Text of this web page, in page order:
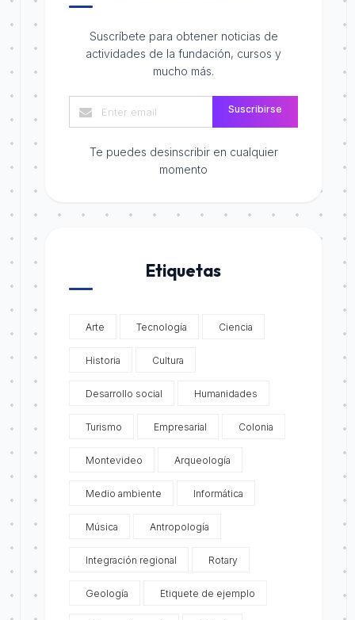
Suscríbete para obtener noticias de
actividades de la fundación, cursos y
mucho más.
Suscribirse
Te puedes desinscribir en cualquier
momento
Etiquetas
Arte Tecnología Ciencia
Historia Cultura
Desarrollo social Humanidades
Turismo Empresarial Colonia
Montevideo Arqueología
Medio ambiente Informática
Música Antropología
Integración regional Rotary
Geología Etiquete de ejemplo